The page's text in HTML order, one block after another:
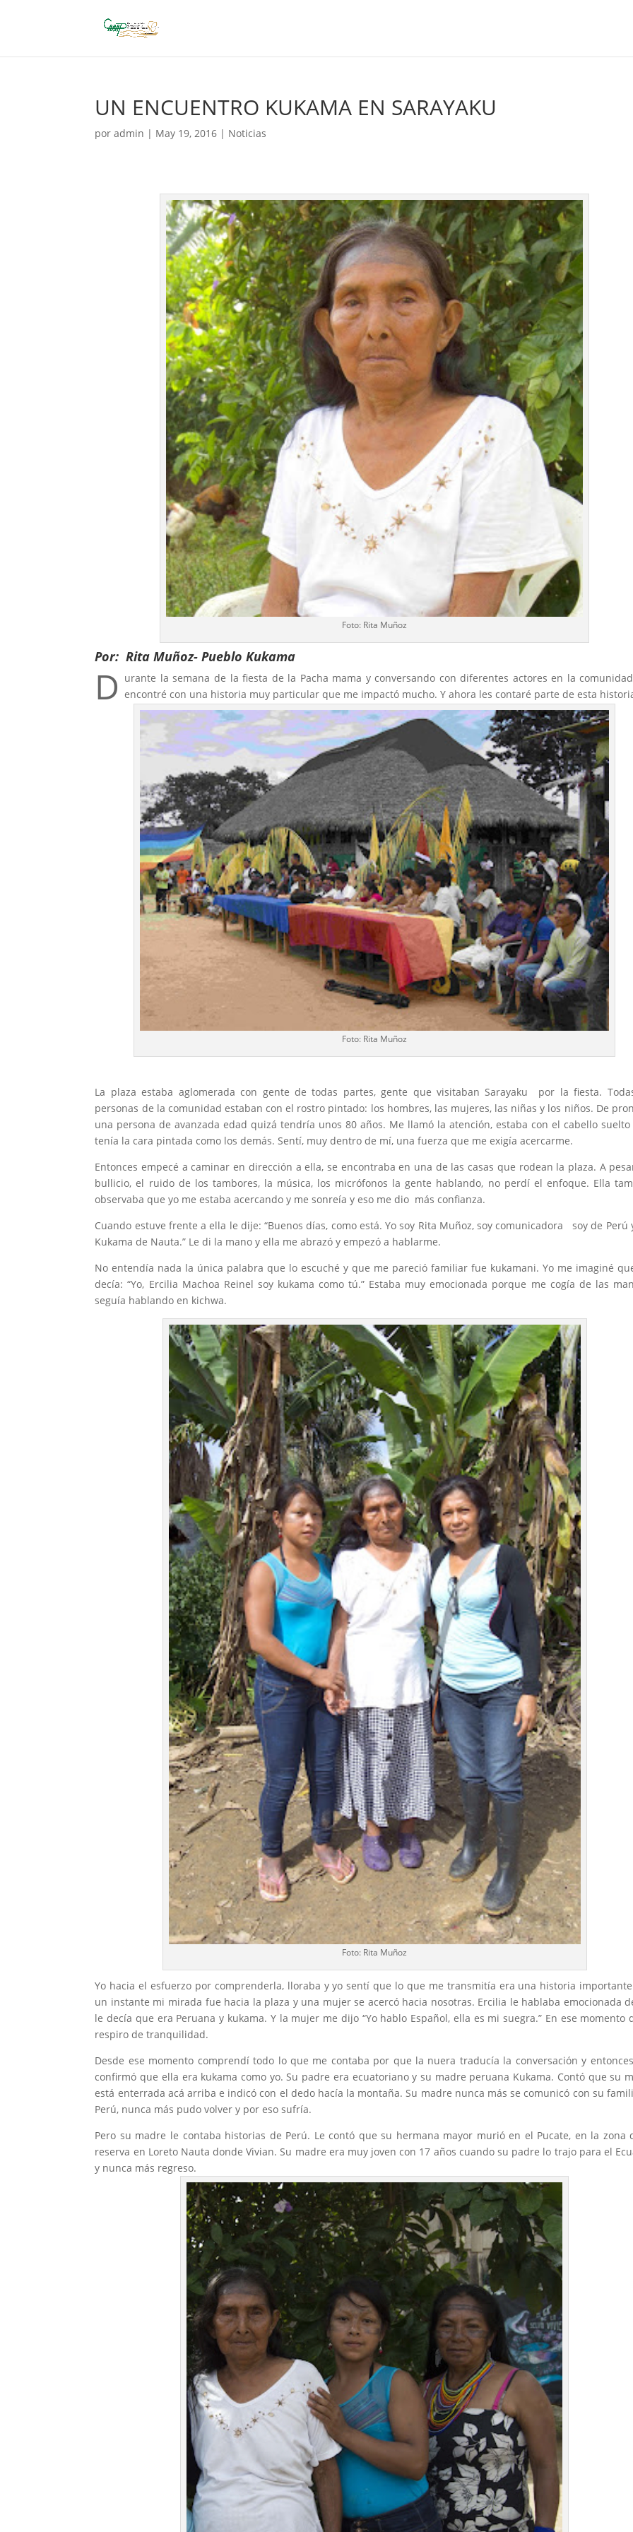
UN ENCUENTRO KUKAMA EN SARAYAKU
poradmin | May 19, 2016 | Noticias
Foto: Rita Muñoz
Por: Rita Muñoz- Pueblo Kukama
D urante la semana de la fiesta de la Pacha mama y conversando con diferentes actores en la
encontré con una historia muy particular que me impactó mucho. Y ahora les contaré parte de esta
Foto: Rita Muñoz
La plaza estaba aglomerada con gente de todas partes, gente que visitaban Sarayaku por la fiesta.
personas de la comunidad estaban con el rostro pintado: los hombres, las mujeres, las niñas y los niños. De
una persona de avanzada edad quizá tendría unos 80 años. Me llamó la atención, estaba con el cabello
tenía la cara pintada como los demás. Sentí, muy dentro de mí, una fuerza que me exigía acercarme.
Entonces empecé a caminar en dirección a ella, se encontraba en una de las casas que rodean la plaza. A
bullicio, el ruido de los tambores, la música, los micrófonos la gente hablando, no perdí el enfoque. Ella
observaba que yo me estaba acercando y me sonreía y eso me dio más confianza.
Cuando estuve frente a ella le dije: “Buenos días, como está. Yo soy Rita Muñoz, soy comunicadora soy de Perú
Kukama de Nauta.” Le di la mano y ella me abrazó y empezó a hablarme.
No entendía nada la única palabra que lo escuché y que me pareció familiar fue kukamani. Yo me imaginé
decía: “Yo, Ercilia Machoa Reinel soy kukama como tú.” Estaba muy emocionada porque me cogía de las
seguía hablando en kichwa.
Foto: Rita Muñoz
Yo hacia el esfuerzo por comprenderla, lloraba y yo sentí que lo que me transmitía era una historia
un instante mi mirada fue hacia la plaza y una mujer se acercó hacia nosotras. Ercilia le hablaba emocionada
le decía que era Peruana y kukama. Y la mujer me dijo “Yo hablo Español, ella es mi suegra.” En ese momento
respiro de tranquilidad.
Desde ese momento comprendí todo lo que me contaba por que la nuera traducía la conversación y
confirmó que ella era kukama como yo. Su padre era ecuatoriano y su madre peruana Kukama. Contó que su
está enterrada acá arriba e indicó con el dedo hacía la montaña. Su madre nunca más se comunicó con su
Perú, nunca más pudo volver y por eso sufría.
Pero su madre le contaba historias de Perú. Le contó que su hermana mayor murió en el Pucate, en la zona
reserva en Loreto Nauta donde Vivian. Su madre era muy joven con 17 años cuando su padre lo trajo para el
y nunca más regreso.